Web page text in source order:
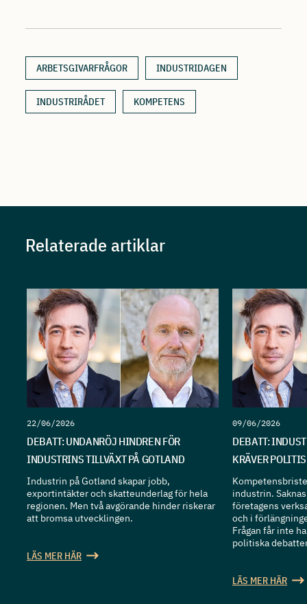
ARBETSGIVARFRÅGOR INDUSTRIDAGEN
INDUSTRIRÅDET KOMPETENS
Relaterade artiklar
22/06/2026
DEBATT: UNDANRÖJ HINDREN FÖR
INDUSTRINS TILLVÄXT PÅ GOTLAND
Industrin på Gotland skapar jobb,
exportintäkter och skatteunderlag för hela
regionen. Men två avgörande hinder riskerar
att bromsa utvecklingen.
LÄS MER HÄR
09/06/2026
DEBATT:
KRÄVER
industrin.
företagens
och i
Frågan får inte
politiska
LÄS MER HÄR